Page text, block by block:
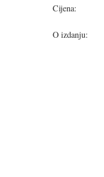
Cijena:
O izdanju: